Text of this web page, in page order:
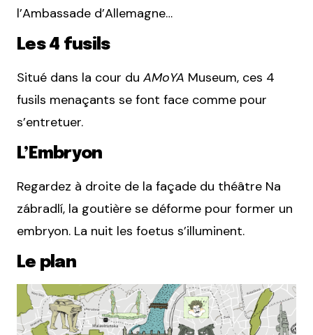
l’Ambassade d’Allemagne…
Les 4 fusils
Situé dans la cour du AMoYA Museum, ces 4
fusils menaçants se font face comme pour
s’entretuer.
L’Embryon
Regardez à droite de la façade du théâtre Na
zábradlí, la goutière se déforme pour former un
embryon. La nuit les foetus s’illuminent.
Le plan